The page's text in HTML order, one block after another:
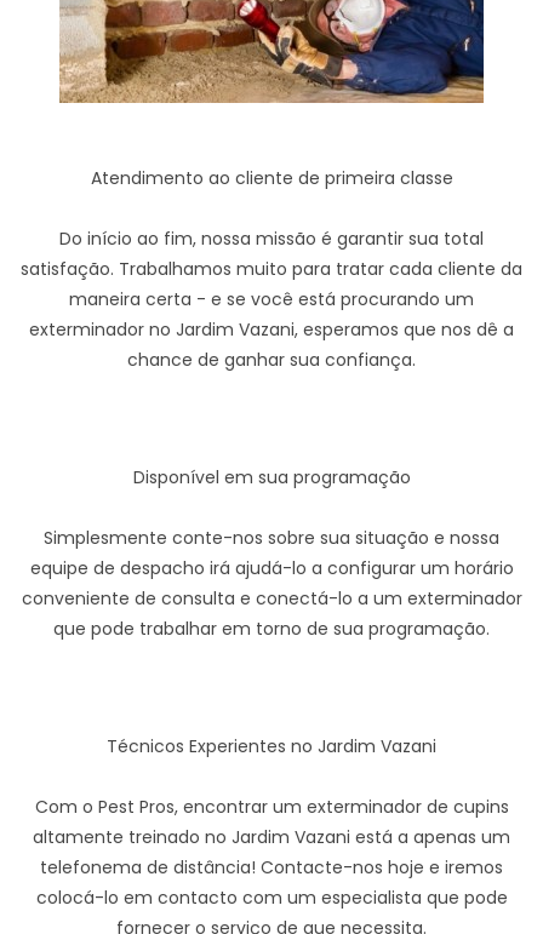
Atendimento ao cliente de primeira classe
Do início ao fim, nossa missão é garantir sua total
satisfação. Trabalhamos muito para tratar cada cliente da
maneira certa - e se você está procurando um
exterminador no Jardim Vazani, esperamos que nos dê a
chance de ganhar sua confiança.
Disponível em sua programação
Simplesmente conte-nos sobre sua situação e nossa
equipe de despacho irá ajudá-lo a configurar um horário
conveniente de consulta e conectá-lo a um exterminador
que pode trabalhar em torno de sua programação.
Técnicos Experientes no Jardim Vazani
Com o Pest Pros, encontrar um exterminador de cupins
altamente treinado no Jardim Vazani está a apenas um
telefonema de distância! Contacte-nos hoje e iremos
colocá-lo em contacto com um especialista que pode
fornecer o serviço de que necessita.